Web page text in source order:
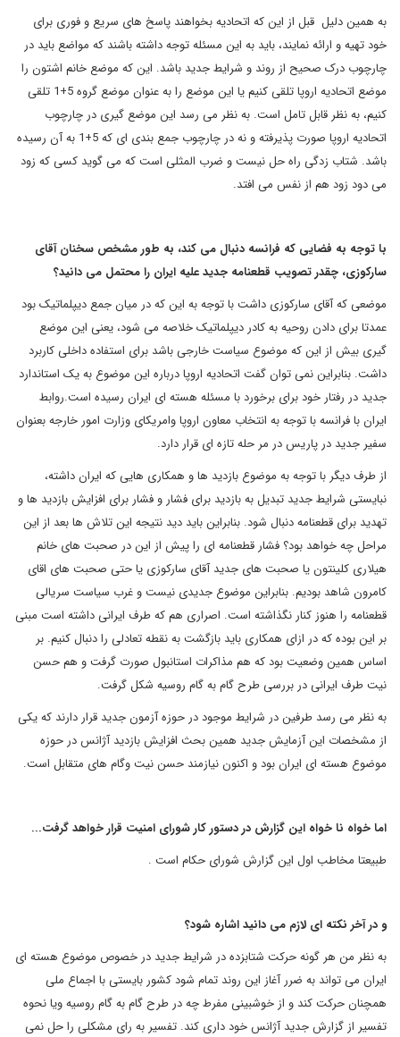
به همین دلیل قبل از این که اتحادیه بخواهند پاسخ های سریع و فوری برای
خود تهیه و ارائه نمایند، باید به این مسئله توجه داشته باشند که مواضع باید در
چارچوب درک صحیح از روند و شرایط جدید باشد. این که موضع خانم اشتون را
موضع اتحادیه اروپا تلقی کنیم یا این موضع را به عنوان موضع گروه 5+1 تلقی
کنیم، به نظر قابل تامل است. به نظر می رسد این موضع گیری در چارچوب
اتحادیه اروپا صورت پذیرفته و نه در چارچوب جمع بندی ای که 5+1 به آن رسیده
باشد. شتاب زدگی راه حل نیست و ضرب المثلی است که می گوید کسی که زود
می دود زود هم از نفس می افتد.
با توجه به فضایی که فرانسه دنبال می کند، به طور مشخص سخنان آقای
سارکوزی، چقدر تصویب قطعنامه جدید علیه ایران را محتمل می دانید؟
موضعی که آقای سارکوزی داشت با توجه به این که در میان جمع دیپلماتیک بود
عمدتا برای دادن روحیه به کادر دیپلماتیک خلاصه می شود، یعنی این موضع
گیری بیش از این که موضوع سیاست خارجی باشد برای استفاده داخلی کاربرد
داشت. بنابراین نمی توان گفت اتحادیه اروپا درباره این موضوع به یک استاندارد
جدید در رفتار خود برای برخورد با مسئله هسته ای ایران رسیده است.روابط
ایران با فرانسه با توجه به انتخاب معاون اروپا وامریکای وزارت امور خارجه بعنوان
سفیر جدید در پاریس در مر حله تازه ای قرار دارد.
از طرف دیگر با توجه به موضوع بازدید ها و همکاری هایی که ایران داشته،
نبایستی شرایط جدید تبدیل به بازدید برای فشار و فشار برای افزایش بازدید ها و
تهدید برای قطعنامه دنبال شود. بنابراین باید دید نتیجه این تلاش ها بعد از این
مراحل چه خواهد بود؟ فشار قطعنامه ای را پیش از این در صحبت های خانم
هیلاری کلینتون یا صحبت های جدید آقای سارکوزی یا حتی صحبت های اقای
کامرون شاهد بودیم. بنابراین موضوع جدیدی نیست و غرب سیاست سریالی
قطعنامه را هنوز کنار نگذاشته است. اصراری هم که طرف ایرانی داشته است مبنی
بر این بوده که در ازای همکاری باید بازگشت به نقطه تعادلی را دنبال کنیم. بر
اساس همین وضعیت بود که هم مذاکرات استانبول صورت گرفت و هم حسن
نیت طرف ایرانی در بررسی طرح گام به گام روسیه شکل گرفت.
به نظر می رسد طرفین در شرایط موجود در حوزه آزمون جدید قرار دارند که یکی
از مشخصات این آزمایش جدید همین بحث افزایش بازدید آژانس در حوزه
موضوع هسته ای ایران بود و اکنون نیازمند حسن نیت وگام های متقابل است.
اما خواه نا خواه این گزارش در دستور کار شورای امنیت قرار خواهد گرفت...
طبیعتا مخاطب اول این گزارش شورای حکام است .
و در آخر نکته ای لازم می دانید اشاره شود؟
به نظر من هر گونه حرکت شتابزده در شرایط جدید در خصوص موضوع هسته ای
ایران می تواند به ضرر آغاز این روند تمام شود کشور بایستی با اجماع ملی
همچنان حرکت کند و از خوشبینی مفرط چه در طرح گام به گام روسیه ویا نحوه
تفسیر از گزارش جدید آژانس خود داری کند. تفسیر به رای مشکلی را حل نمی